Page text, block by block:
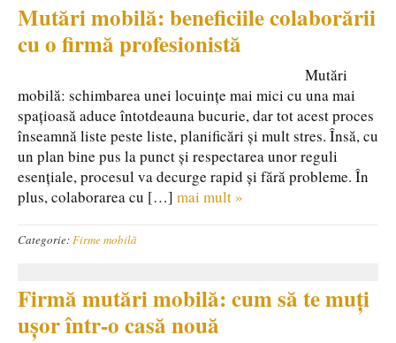
Mutări mobilă: beneficiile colaborării
cu o firmă profesionistă
Mutări
mobilă: schimbarea unei locuințe mai mici cu una mai
spațioasă aduce întotdeauna bucurie, dar tot acest proces
înseamnă liste peste liste, planificări și mult stres. Însă, cu
un plan bine pus la punct și respectarea unor reguli
esențiale, procesul va decurge rapid și fără probleme. În
plus, colaborarea cu […] mai mult »
Categorie:Firme mobilă
Firmă mutări mobilă: cum să te muți
ușor într-o casă nouă